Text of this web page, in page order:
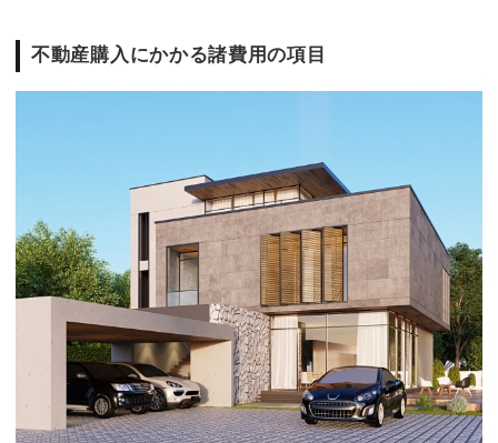
不動産購入にかかる諸費用の項目